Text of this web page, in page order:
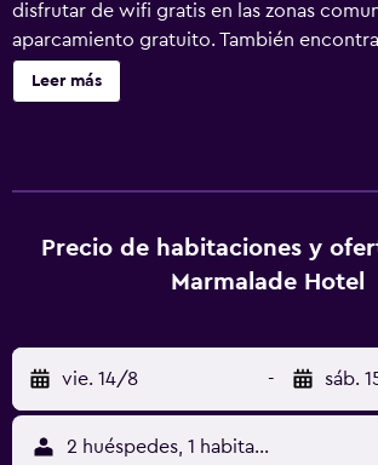
disfrutar de wifi gratis en las zonas
aparcamiento gratuito. También
recepción 24 horas, asistencia turística y
de entradas y un jardín. The Marmalade
una televisión de pantalla plana de 43
canales digitales. Los baños están
Portree ofrece acceso a Internet wifi
para las personas de negocios incluyen
teléfono. Las habitaciones también
pelo y cortinas opacas. Se ofrece
Leer más
Precio de habitaciones y
Marmalade Hotel
vie. 14/8 - sáb.
2 huéspedes, 1 habitación